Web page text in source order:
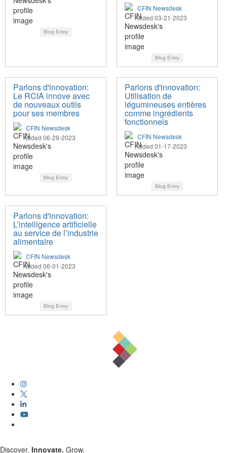
Blog Entry
CFIN Newsdesk
Added 03-21-2023
Blog Entry
Parlons d'innovation:
Le RCIA innove avec
de nouveaux outils
pour ses membres
CFIN Newsdesk
Added 06-29-2023
Blog Entry
Parlons d'innovation:
Utilisation de
légumineuses entières
comme ingrédients
fonctionnels
CFIN Newsdesk
Added 01-17-2023
Blog Entry
Parlons d'innovation:
L’intelligence artificielle
au service de l’industrie
alimentaire
CFIN Newsdesk
Added 06-01-2023
Blog Entry
Discover. Innovate. Grow.